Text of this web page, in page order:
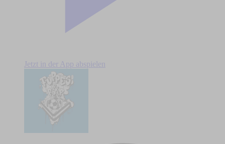
Jetzt in der App abspielen